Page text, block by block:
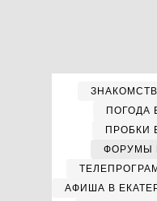
ПОГОДА
ПРОБКИ
ФОРУМЫ
АФИША В